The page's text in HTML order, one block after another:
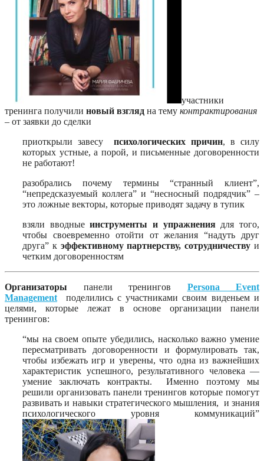
участники
тренинга получили новый взгляд на тему контрактирования
– от заявки до сделки
приоткрыли завесу психологических причин, в силу
которых устные, а порой, и письменные договоренности
не работают!
разобрались почему термины“странный клиент”,
“непредсказуемый коллега” и “несносный подрядчик” –
это ложные векторы, которые приводят задачу в тупик
взяли вводныеинструменты и упражнениядля того,
чтобы своевременно отойти от желания “надуть друг
друга” к эффективному партнерству, сотрудничеству и
четким договоренностям
Организаторы панели тренингов Persona Event
Management поделились с участниками своим виденьем и
целями, которые лежат в основе организации панели
тренингов:
“мы на своем опыте убедились, насколько важно умение
пересматривать договоренности и формулировать так,
чтобы избежать игр и уверены, что одна из важнейших
характеристик успешного, результативного человека —
умение заключать контракты. Именно поэтому мы
решили организовать панели тренингов которые помогут
развивать и навыки стратегического мышления, и знания
психологического уровня коммуникаций”